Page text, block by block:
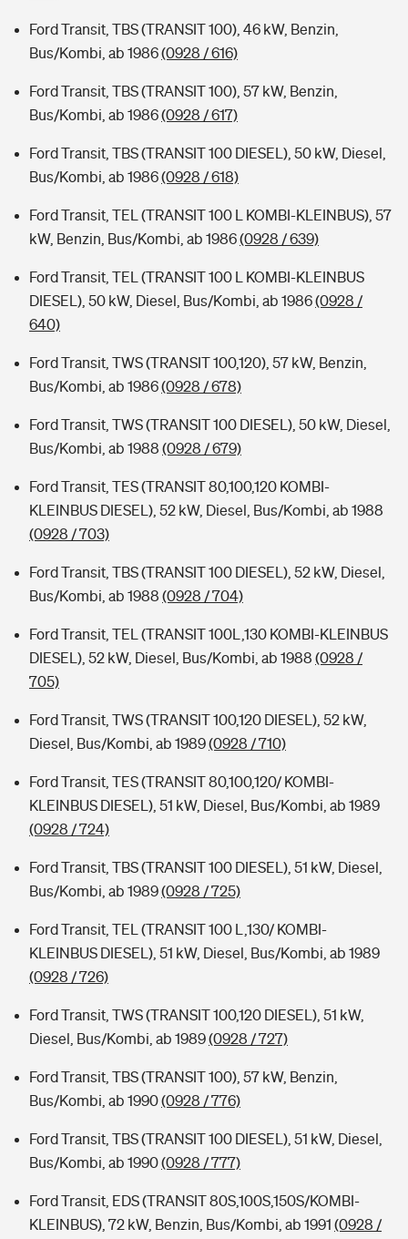
Ford Transit, TBS (TRANSIT 100), 46 kW, Benzin,
Bus/Kombi, ab 1986(0928 / 616)
Ford Transit, TBS (TRANSIT 100), 57 kW, Benzin,
Bus/Kombi, ab 1986(0928 / 617)
Ford Transit, TBS (TRANSIT 100 DIESEL), 50 kW, Diesel,
Bus/Kombi, ab 1986(0928 / 618)
Ford Transit, TEL (TRANSIT 100 L KOMBI-KLEINBUS), 57
kW, Benzin, Bus/Kombi, ab 1986(0928 / 639)
Ford Transit, TEL (TRANSIT 100 L KOMBI-KLEINBUS
DIESEL), 50 kW, Diesel, Bus/Kombi, ab 1986(0928 /
640)
Ford Transit, TWS (TRANSIT 100,120), 57 kW, Benzin,
Bus/Kombi, ab 1986(0928 / 678)
Ford Transit, TWS (TRANSIT 100 DIESEL), 50 kW, Diesel,
Bus/Kombi, ab 1988 (0928 / 679)
Ford Transit, TES (TRANSIT 80,100,120 KOMBI-
KLEINBUS DIESEL), 52 kW, Diesel, Bus/Kombi, ab 1988
(0928 / 703)
Ford Transit, TBS (TRANSIT 100 DIESEL), 52 kW, Diesel,
Bus/Kombi, ab 1988 (0928 / 704)
Ford Transit, TEL (TRANSIT 100L,130 KOMBI-KLEINBUS
DIESEL), 52 kW, Diesel, Bus/Kombi, ab 1988 (0928 /
705)
Ford Transit, TWS (TRANSIT 100,120 DIESEL), 52 kW,
Diesel, Bus/Kombi, ab 1989(0928 / 710)
Ford Transit, TES (TRANSIT 80,100,120/ KOMBI-
KLEINBUS DIESEL), 51 kW, Diesel, Bus/Kombi, ab 1989
(0928 / 724)
Ford Transit, TBS (TRANSIT 100 DIESEL), 51 kW, Diesel,
Bus/Kombi, ab 1989(0928 / 725)
Ford Transit, TEL (TRANSIT 100 L,130/ KOMBI-
KLEINBUS DIESEL), 51 kW, Diesel, Bus/Kombi, ab 1989
(0928 / 726)
Ford Transit, TWS (TRANSIT 100,120 DIESEL), 51 kW,
Diesel, Bus/Kombi, ab 1989(0928 / 727)
Ford Transit, TBS (TRANSIT 100), 57 kW, Benzin,
Bus/Kombi, ab 1990(0928 / 776)
Ford Transit, TBS (TRANSIT 100 DIESEL), 51 kW, Diesel,
Bus/Kombi, ab 1990(0928 / 777)
Ford Transit, EDS (TRANSIT 80S,100S,150S/KOMBI-
KLEINBUS), 72 kW, Benzin, Bus/Kombi, ab 1991 (0928 /